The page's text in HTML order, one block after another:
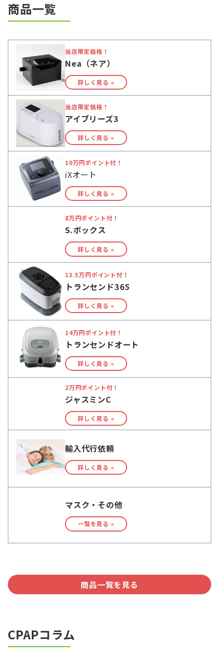
商品一覧
当店限定価格！
Nea（ネア）
詳しく見る »
当店限定価格！
アイブリーズ3
詳しく見る »
10万円ポイント付！
iXオート
詳しく見る »
8万円ポイント付！
S.ボックス
詳しく見る »
13.5万円ポイント付！
トランセンド365
詳しく見る »
14万円ポイント付！
トランセンドオート
詳しく見る »
2万円ポイント付！
ジャスミンC
詳しく見る »
輸入代行依頼
詳しく見る »
マスク・その他
一覧を見る »
商品一覧を見る
CPAPコラム